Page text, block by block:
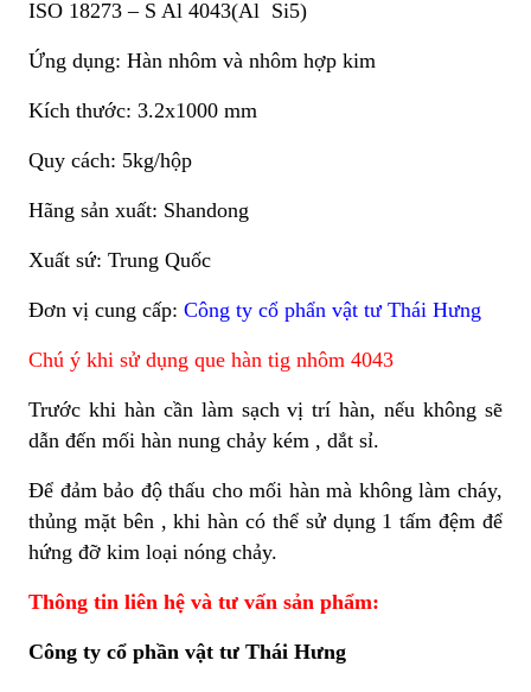
ISO 18273 – S Al 4043(Al Si5)
Ứng dụng: Hàn nhôm và nhôm hợp kim
Kích thước: 3.2x1000 mm
Quy cách: 5kg/hộp
Hãng sản xuất: Shandong
Xuất sứ: Trung Quốc
Đơn vị cung cấp: Công ty cổ phẩn vật tư Thái Hưng
Chú ý khi sử dụng que hàn tig nhôm 4043
Trước khi hàn cần làm sạch vị trí hàn, nếu không sẽ
dẫn đến mối hàn nung chảy kém , dắt sỉ.
Để đảm bảo độ thấu cho mối hàn mà không làm cháy,
thủng mặt bên , khi hàn có thể sử dụng 1 tấm đệm để
hứng đỡ kim loại nóng chảy.
Thông tin liên hệ và tư vấn sản phẩm:
Công ty cổ phần vật tư Thái Hưng